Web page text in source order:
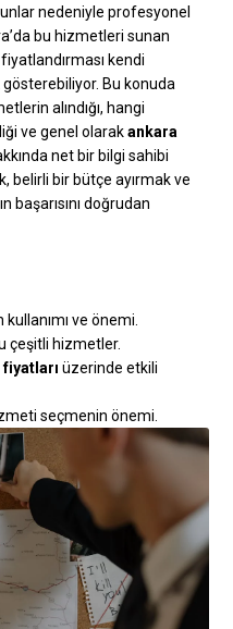
nedeniyle profesyonel
bu hizmetleri sunan
kendi
Bu konuda
alındığı, hangi
ve genel olarakankara
net bir bilgi sahibi
belirli bir bütçe ayırmak ve
başarısını doğrudan
ve önemi.
çeşitli hizmetler.
üzerinde etkili
seçmenin önemi.